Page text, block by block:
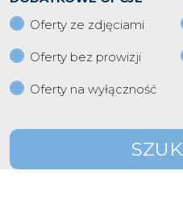
Oferty ze zdjęciami
Oferty bez prowizji
Oferty na wyłączność